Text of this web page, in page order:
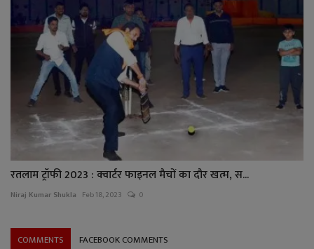
रतलाम ट्रॉफी 2023 : क्वार्टर फाइनल मैचों का दौर खत्म, स...
Niraj Kumar Shukla Feb 18, 2023 0
COMMENTS FACEBOOK COMMENTS